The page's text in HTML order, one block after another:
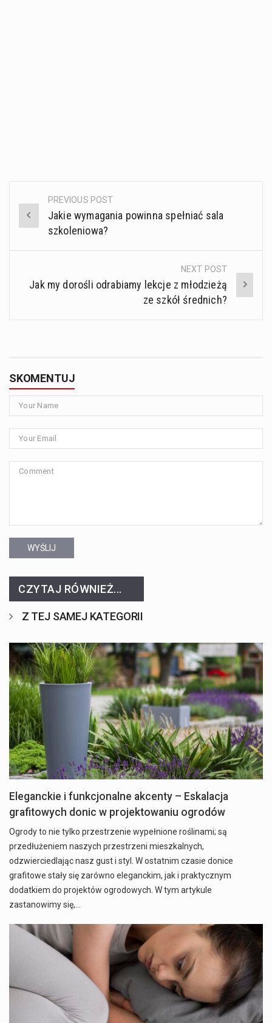
Post
navigation
PREVIOUS POST
Jakie wymagania powinna spełniać sala
szkoleniowa?
NEXT POST
Jak my dorośli odrabiamy lekcje z młodzieżą
ze szkół średnich?
SKOMENTUJ
WYŚLIJ
CZYTAJ RÓWNIEŻ...
Z TEJ SAMEJ KATEGORII
Eleganckie i funkcjonalne akcenty – Eskalacja
grafitowych donic w projektowaniu ogrodów
Ogrody to nie tylko przestrzenie wypełnione roślinami; są
przedłużeniem naszych przestrzeni mieszkalnych,
odzwierciedlając nasz gust i styl. W ostatnim czasie donice
grafitowe stały się zarówno eleganckim, jak i praktycznym
dodatkiem do projektów ogrodowych. W tym artykule
zastanowimy się,…